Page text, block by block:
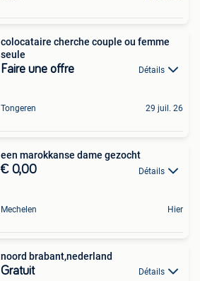
colocataire cherche couple ou femme
seule
Faire une offre Détails
Tongeren 29 juil. 26
een marokkanse dame gezocht
€ 0,00 Détails
Mechelen Hier
noord brabant,nederland
Gratuit Détails